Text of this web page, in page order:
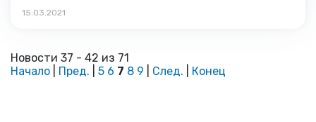
15.03.2021
Новости 37 - 42 из 71
Начало
Пред. 5 6 7 8 9 След. Конец